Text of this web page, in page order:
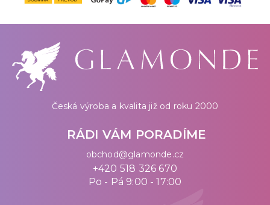
Česká výroba a kvalita již od roku 2000
RÁDI VÁM PORADÍME
obchod@glamonde.cz
+420 518 326 670
Po - Pá 9:00 - 17:00